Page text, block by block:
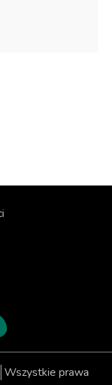
Wszystkie prawa